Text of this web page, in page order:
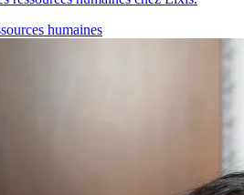
humaines